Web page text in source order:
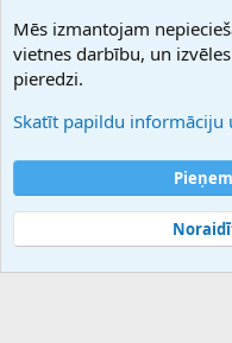
Hostmaria
Atbalsts
Palīdzība
Noteikumi un nosacījumi
Privātuma politika
Community platform by XenForo®
Mēs izmantojam
vietnes darbību, un
pieredzi.
Skatīt papildu informāciju